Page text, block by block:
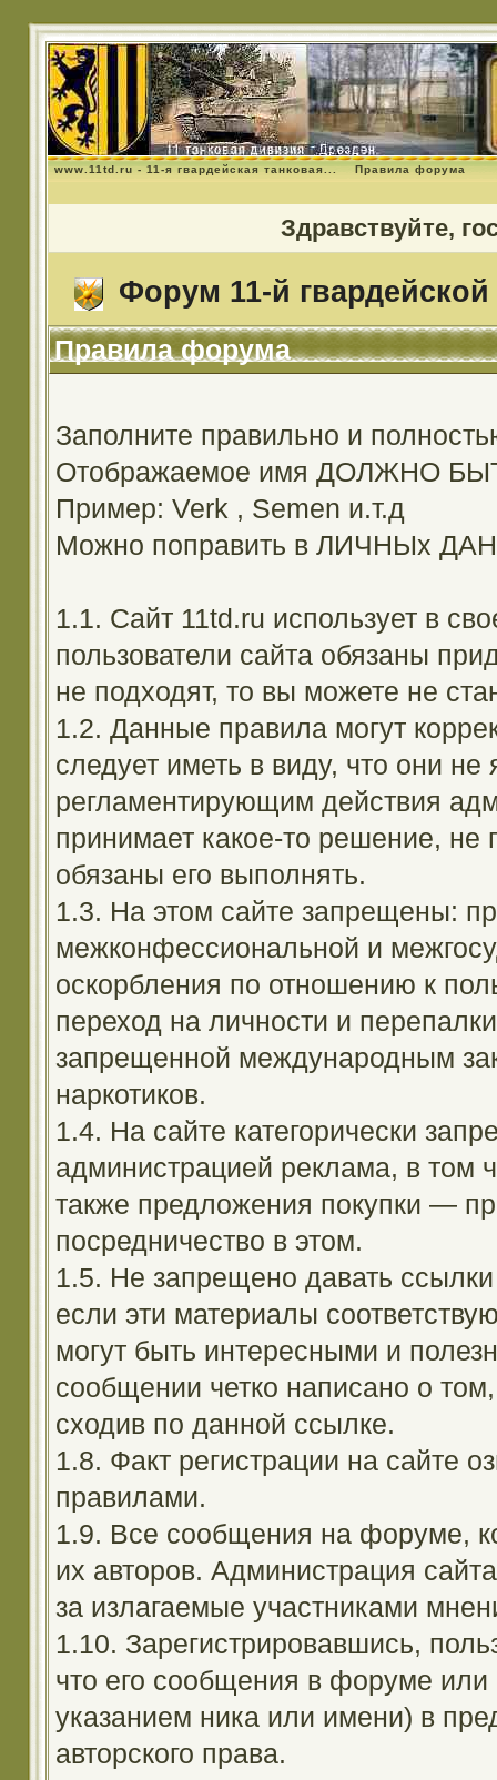
www.11td.ru - 11-я гвардейская танковая... Правила форума
Здравствуйте,
Форум 11-й гвардейской
Правила форума
Заполните правильно и
Отображаемое имя ДОЛЖНО
Пример: Verk , Semen и.т.д
Можно поправить в ЛИЧНЫх
1.1. Сайт 11td.ru использует в
пользователи сайта обязаны
не подходят, то вы можете не
1.2. Данные правила могут
следует иметь в виду, что они
регламентирующим действия
принимает какое-то решение, не
обязаны его выполнять.
1.3. На этом сайте запрещены:
межконфессиональной и
оскорбления по отношению к
переход на личности и
запрещенной международным
наркотиков.
1.4. На сайте категорически
администрацией реклама, в том
также предложения покупки —
посредничество в этом.
1.5. Не запрещено давать
если эти материалы
могут быть интересными и
сообщении четко написано о
сходив по данной ссылке.
1.8. Факт регистрации на сайте
правилами.
1.9. Все сообщения на форуме,
их авторов. Администрация
за излагаемые участниками
1.10. Зарегистрировавшись,
что его сообщения в форуме или
указанием ника или имени) в
авторского права.